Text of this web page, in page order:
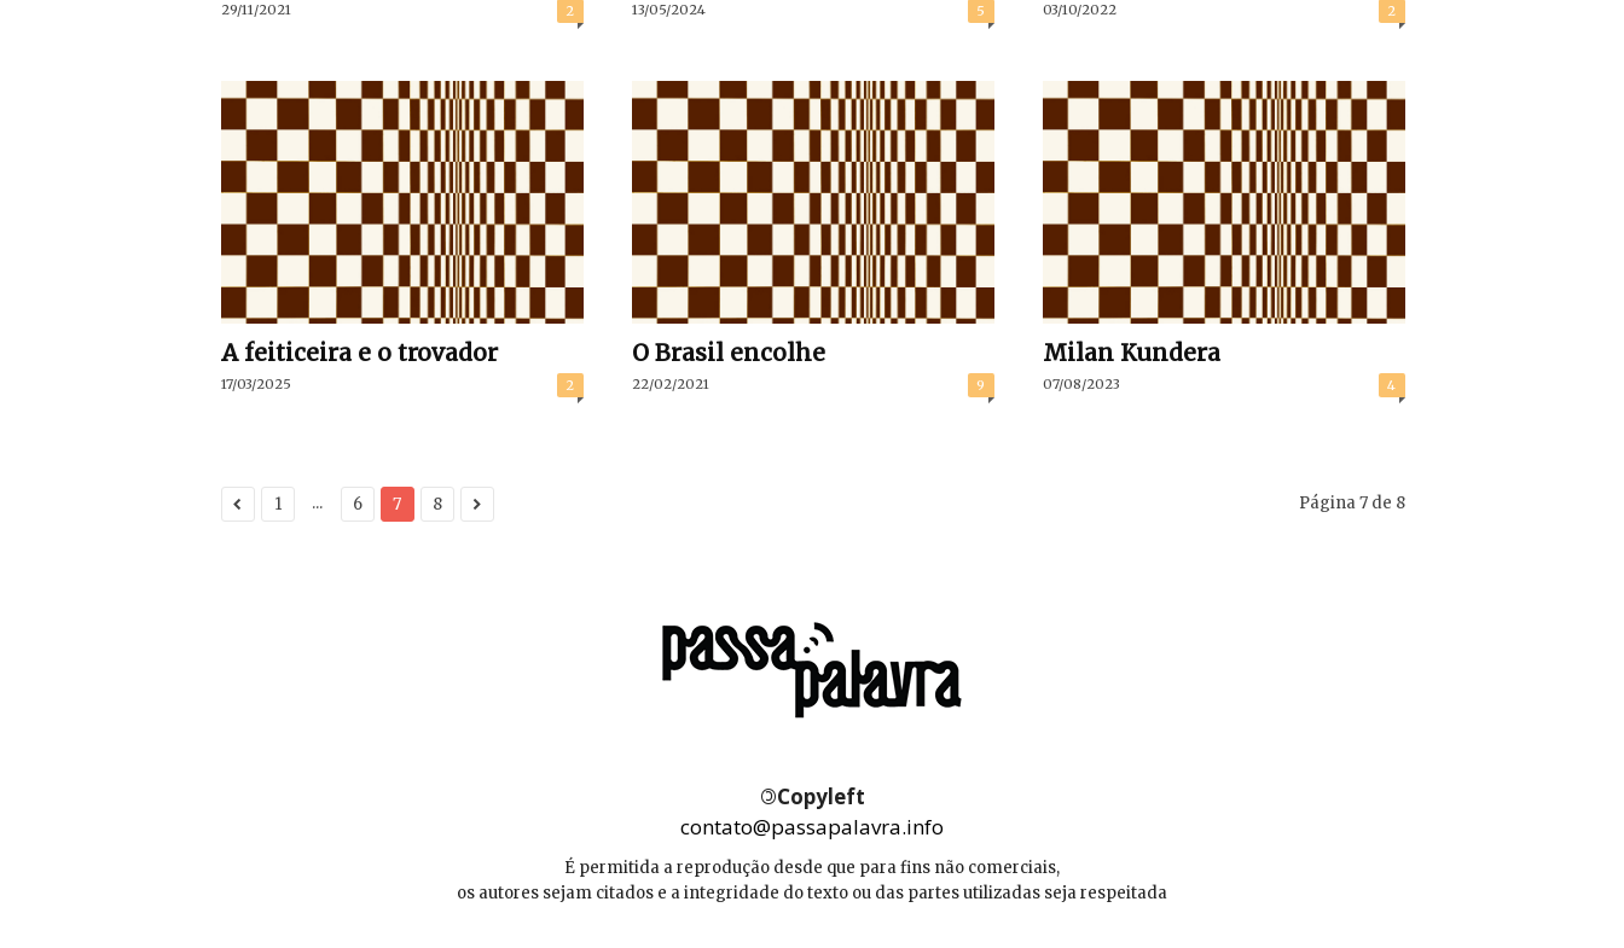
29/11/2021 2 13/05/2024 5 03/10/2022 2
A feiticeira e o trovador
17/03/2025 2
O Brasil encolhe
22/02/2021 9
Milan Kundera
07/08/2023 4
1 ... 6 7 8 Página 7 de 8
©Copyleft
contato@passapalavra.info
É permitida a reprodução desde que para fins não comerciais,
os autores sejam citados e a integridade do texto ou das partes utilizadas seja respeitada